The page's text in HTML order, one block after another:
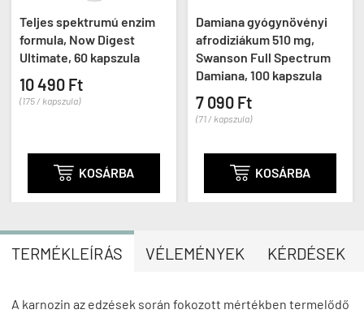
Teljes spektrumú enzim
formula, Now Digest
Ultimate, 60 kapszula
10 490 Ft
(175 / kapszula)
 KOSÁRBA
Damiana gyógynövényi
afrodiziákum 510 mg,
Swanson Full Spectrum
Damiana, 100 kapszula
7 090 Ft
(71 / kapszula)
 KOSÁRBA
TERMÉKLEÍRÁS VÉLEMÉNYEK KÉRDÉSEK
A karnozin az edzések során fokozott mértékben termelődő